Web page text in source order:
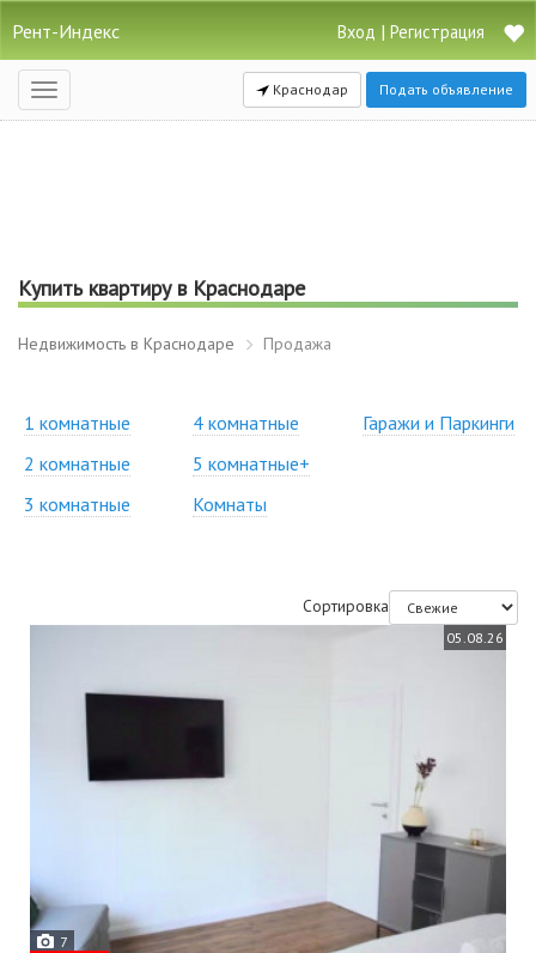
Рент-Индекс Вход | Регистрация
Открыть
навигацию
Краснодар Подать объявление
Купить квартиру в Краснодаре
Недвижимость в Краснодаре Продажа
1 комнатные
2 комнатные
3 комнатные
4 комнатные
5 комнатные+
Комнаты
Гаражи и Паркинги
Сортировка
05.08.26
7